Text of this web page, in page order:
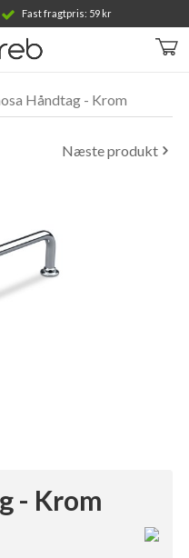
Fast fragtpris: 59 kr
din indkøbskurv
Håndtag - Krom
Næste produkt
- Krom